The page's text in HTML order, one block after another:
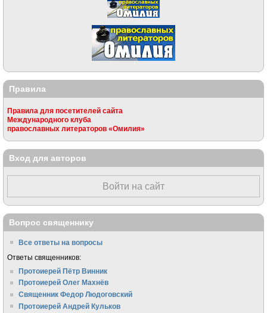
Правила
Правила для посетителей сайта
Международного клуба
православных литераторов «Омилия»
Вход для авторов
Войти на сайт
Вопрос священнику
Все ответы на вопросы
Ответы священников:
Протоиерей Пётр Винник
Протоиерей Олег Махнёв
Священник Федор Людоговский
Протоиерей Андрей Кульков